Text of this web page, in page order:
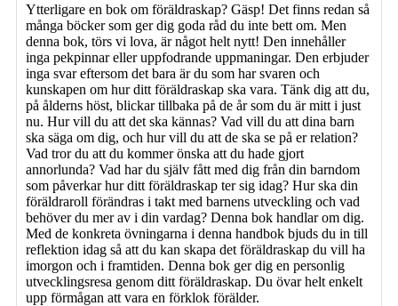
Ytterligare en bok om föräldraskap? Gäsp! Det finns redan så
många böcker som ger dig goda råd du inte bett om. Men
denna bok, törs vi lova, är något helt nytt! Den innehåller
inga pekpinnar eller uppfodrande uppmaningar. Den erbjuder
inga svar eftersom det bara är du som har svaren och
kunskapen om hur ditt föräldraskap ska vara. Tänk dig att du,
på ålderns höst, blickar tillbaka på de år som du är mitt i just
nu. Hur vill du att det ska kännas? Vad vill du att dina barn
ska säga om dig, och hur vill du att de ska se på er relation?
Vad tror du att du kommer önska att du hade gjort
annorlunda? Vad har du själv fått med dig från din barndom
som påverkar hur ditt föräldraskap ter sig idag? Hur ska din
föräldraroll förändras i takt med barnens utveckling och vad
behöver du mer av i din vardag? Denna bok handlar om dig.
Med de konkreta övningarna i denna handbok bjuds du in till
reflektion idag så att du kan skapa det föräldraskap du vill ha
imorgon och i framtiden. Denna bok ger dig en personlig
utvecklingsresa genom ditt föräldraskap. Du övar helt enkelt
upp förmågan att vara en förklok förälder.